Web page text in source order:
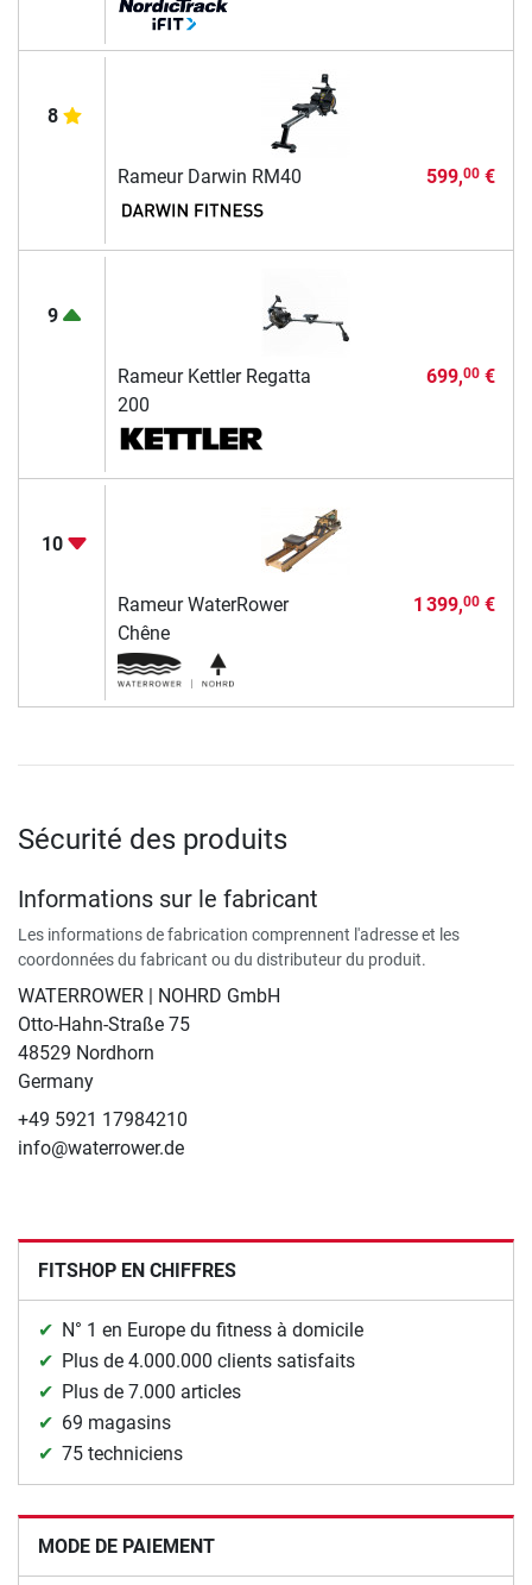
8
Rameur Darwin RM40 599,00€
9
Rameur Kettler Regatta
200
699,00€
10
Rameur WaterRower
Chêne
1 399,00€
Sécurité des produits
Informations sur le fabricant
Les informations de fabrication comprennent l'adresse et les
coordonnées du fabricant ou du distributeur du produit.
WATERROWER | NOHRD GmbH
Otto-Hahn-Straße 75
48529 Nordhorn
Germany
+49 5921 17984210
info@waterrower.de
FITSHOP EN CHIFFRES
N° 1 en Europe du fitness à domicile
Plus de 4.000.000 clients satisfaits
Plus de 7.000 articles
69 magasins
75 techniciens
MODE DE PAIEMENT